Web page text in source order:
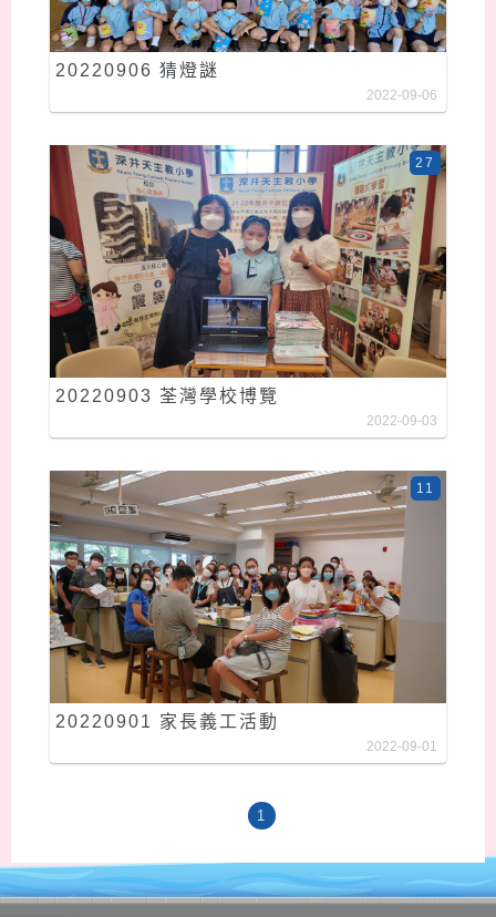
20220906 猜燈謎
2022-09-06
20220903 荃灣學校博覽
27
2022-09-03
20220901 家長義工活動
11
2022-09-01
1